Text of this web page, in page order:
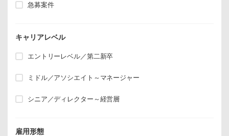
急募案件
キャリアレベル
エントリーレベル／第二新卒
ミドル／アソシエイト～マネージャー
シニア／ディレクター～経営層
雇用形態